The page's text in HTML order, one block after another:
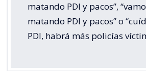
matando PDI y pacos”,
matando PDI y pacos” o
PDI, habrá más policías